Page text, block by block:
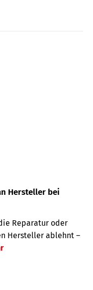
Hersteller bei
Reparatur oder
Hersteller ablehnt –